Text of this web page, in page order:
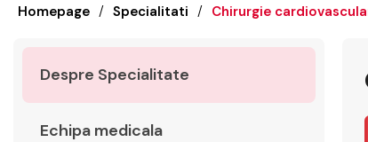
Homepage / Specialitati / Chirurgie
Despre Specialitate
Echipa medicala